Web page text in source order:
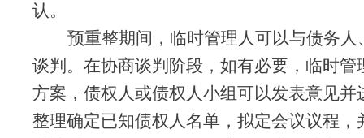
认。
预重整期间，临时管理人可以与债务
谈判。在协商谈判阶段，如有必要，临时
方案，债权人或债权人小组可以发表意见
整理确定已知债权人名单，拟定会议议程